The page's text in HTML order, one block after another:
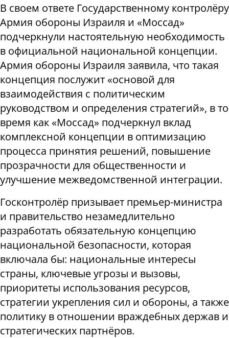
В своем ответе Государственному контролёру
Армия обороны Израиля и «Моссад»
подчеркнули настоятельную необходимость
в официальной национальной концепции.
Армия обороны Израиля заявила, что такая
концепция послужит «основой для
взаимодействия с политическим
руководством и определения стратегий», в то
время как «Моссад» подчеркнул вклад
комплексной концепции в оптимизацию
процесса принятия решений, повышение
прозрачности для общественности и
улучшение межведомственной интеграции.
Госконтролёр призывает премьер-министра
и правительство незамедлительно
разработать обязательную концепцию
национальной безопасности, которая
включала бы: национальные интересы
страны, ключевые угрозы и вызовы,
приоритеты использования ресурсов,
стратегии укрепления сил и обороны, а также
политику в отношении враждебных держав и
стратегических партнёров.